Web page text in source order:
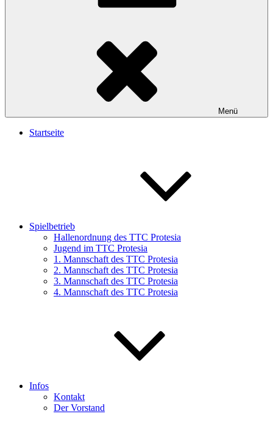
Menü
Startseite
Spielbetrieb
Hallenordnung des TTC Protesia
Jugend im TTC Protesia
1. Mannschaft des TTC Protesia
2. Mannschaft des TTC Protesia
3. Mannschaft des TTC Protesia
4. Mannschaft des TTC Protesia
Infos
Kontakt
Der Vorstand